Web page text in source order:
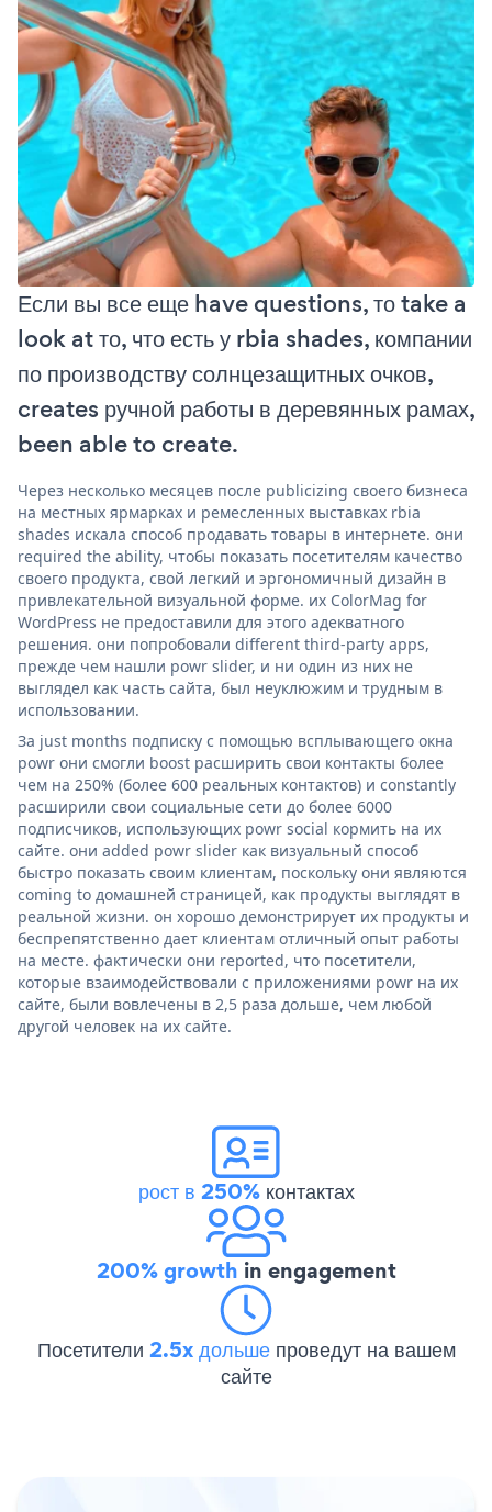
Если вы все еще have questions, то take a
look at то, что есть у rbia shades, компании
по производству солнцезащитных очков,
creates ручной работы в деревянных рамах,
been able to create.
Через несколько месяцев после publicizing своего бизнеса
на местных ярмарках и ремесленных выставках rbia
shades искала способ продавать товары в интернете. они
required the ability, чтобы показать посетителям качество
своего продукта, свой легкий и эргономичный дизайн в
привлекательной визуальной форме. их ColorMag for
WordPress не предоставили для этого адекватного
решения. они попробовали different third-party apps,
прежде чем нашли powr slider, и ни один из них не
выглядел как часть сайта, был неуклюжим и трудным в
использовании.
За just months подписку с помощью всплывающего окна
powr они смогли boost расширить свои контакты более
чем на 250% (более 600 реальных контактов) и constantly
расширили свои социальные сети до более 6000
подписчиков, использующих powr social кормить на их
сайте. они added powr slider как визуальный способ
быстро показать своим клиентам, поскольку они являются
coming to домашней страницей, как продукты выглядят в
реальной жизни. он хорошо демонстрирует их продукты и
беспрепятственно дает клиентам отличный опыт работы
на месте. фактически они reported, что посетители,
которые взаимодействовали с приложениями powr на их
сайте, были вовлечены в 2,5 раза дольше, чем любой
другой человек на их сайте.
рост в 250%контактах
200% growth in engagement
Посетители 2.5x дольше проведут на вашем
сайте